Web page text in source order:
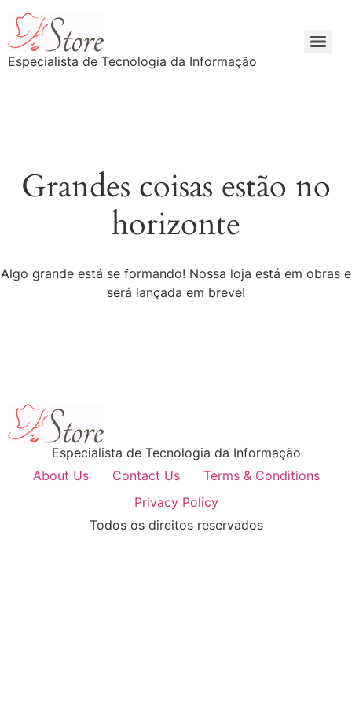
Especialista de Tecnologia da Informação
Grandes coisas estão no
horizonte
Algo grande está se formando! Nossa loja está em obras e
será lançada em breve!
Especialista de Tecnologia da Informação
About Us
Contact Us
Terms & Conditions
Privacy Policy
Todos os direitos reservados